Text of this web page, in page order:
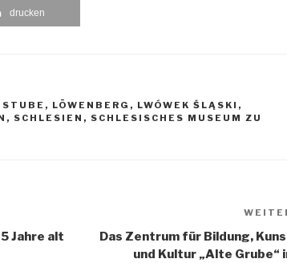
drucken
, LÖWENBERG , LWÓWEK ŚLĄSKI ,
, SCHLESIEN , SCHLESISCHES MUSEUM ZU
Jahre alt
Das Zentrum für Bildung,
und Kultur „Alte Grube“